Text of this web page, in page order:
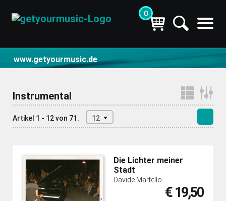
0
www.getyourmusic.de
Instrumental
Artikel 1 - 12 von 71. 12
Die Lichter meiner
Stadt
Davide Martello
€ 19,50